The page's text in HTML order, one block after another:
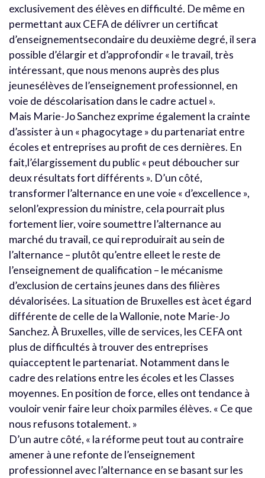
exclusivement des élèves en difficulté. De même en
permettant aux CEFA de délivrer un certificat
d’enseignementsecondaire du deuxième degré, il sera
possible d’élargir et d’approfondir « le travail, très
intéressant, que nous menons auprès des plus
jeunesélèves de l’enseignement professionnel, en
voie de déscolarisation dans le cadre actuel ».
Mais Marie-Jo Sanchez exprime également la crainte
d’assister à un « phagocytage » du partenariat entre
écoles et entreprises au profit de ces dernières. En
fait,l’élargissement du public « peut déboucher sur
deux résultats fort différents ». D’un côté,
transformer l’alternance en une voie « d’excellence »,
selonl’expression du ministre, cela pourrait plus
fortement lier, voire soumettre l’alternance au
marché du travail, ce qui reproduirait au sein de
l’alternance – plutôt qu’entre elleet le reste de
l’enseignement de qualification – le mécanisme
d’exclusion de certains jeunes dans des filières
dévalorisées. La situation de Bruxelles est àcet égard
différente de celle de la Wallonie, note Marie-Jo
Sanchez. À Bruxelles, ville de services, les CEFA ont
plus de difficultés à trouver des entreprises
quiacceptent le partenariat. Notamment dans le
cadre des relations entre les écoles et les Classes
moyennes. En position de force, elles ont tendance à
vouloir venir faire leur choix parmiles élèves. « Ce que
nous refusons totalement. »
D’un autre côté, « la réforme peut tout au contraire
amener à une refonte de l’enseignement
professionnel avec l’alternance en se basant sur les